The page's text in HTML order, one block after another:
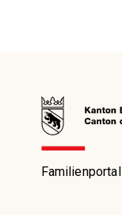
Familienportal